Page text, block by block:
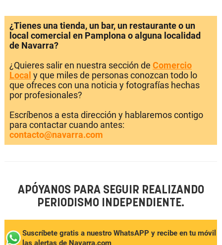
¿Tienes una tienda, un bar, un restaurante o un
local comercial en Pamplona o alguna localidad
de Navarra?
¿Quieres salir en nuestra sección de Comercio
Local y que miles de personas conozcan todo lo
que ofreces con una noticia y fotografías hechas
por profesionales?
Escríbenos a esta dirección y hablaremos contigo
para contactar cuando antes:
contacto@navarra.com
APÓYANOS PARA SEGUIR REALIZANDO
PERIODISMO INDEPENDIENTE.
Suscríbete gratis a nuestro WhatsAPP y recibe en tu móvil
las alertas de Navarra.com